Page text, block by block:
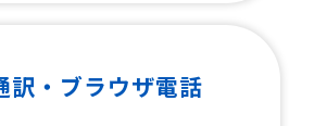
訳・ブラウザ電話